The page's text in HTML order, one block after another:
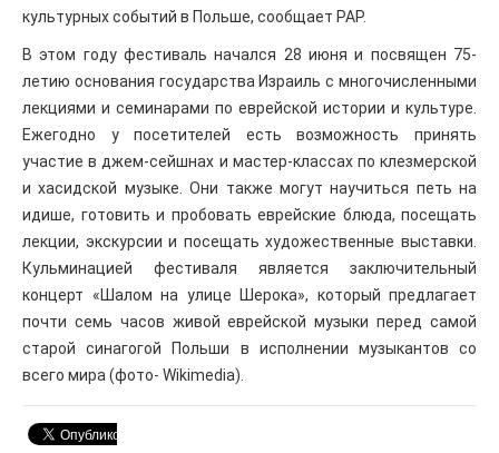
культурных событий в Польше, сообщает РАР.
В этом году фестиваль начался 28 июня и посвящен 75-
летию основания государства Израиль с многочисленными
лекциями и семинарами по еврейской истории и культуре.
Ежегодно у посетителей есть возможность принять
участие в джем-сейшнах и мастер-классах по клезмерской
и хасидской музыке. Они также могут научиться петь на
идише, готовить и пробовать еврейские блюда, посещать
лекции, экскурсии и посещать художественные выставки.
Кульминацией фестиваля является заключительный
концерт «Шалом на улице Шерока», который предлагает
почти семь часов живой еврейской музыки перед самой
старой синагогой Польши в исполнении музыкантов со
всего мира (фото- Wikimedia).